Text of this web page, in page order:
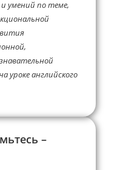
умений по теме,
уроке английского
–